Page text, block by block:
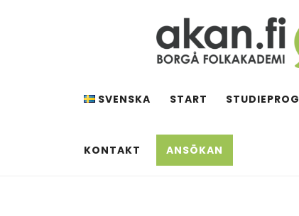
AKAN.FI
SVENSKA START
KONTAKT ANSÖKAN